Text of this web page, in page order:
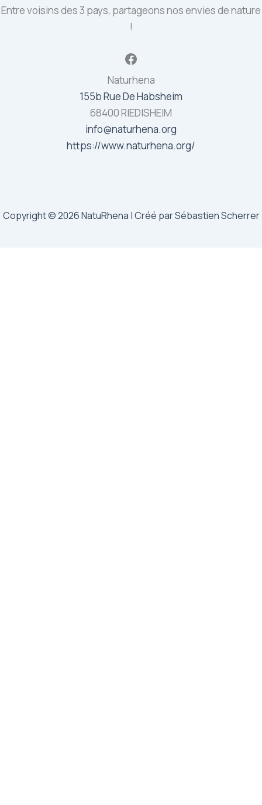
Entre voisins des 3 pays, partageons nos envies de nature
!
Facebook
Naturhena
155b Rue De Habsheim
68400 RIEDISHEIM
info@naturhena.org
https://www.naturhena.org/
Copyright © 2026 NatuRhena | Créé par Sébastien Scherrer